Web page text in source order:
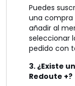
Puedes
una compra
añadir al
seleccionar
pedido con
3. ¿Existe
Redoute +?